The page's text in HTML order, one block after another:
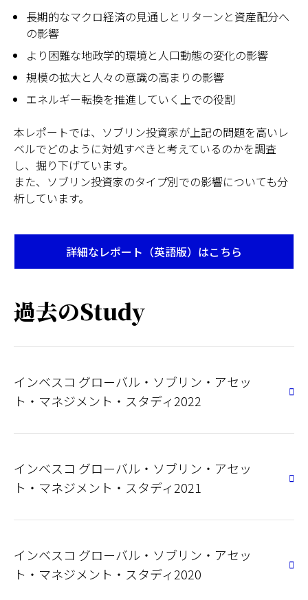
長期的なマクロ経済の見通しとリターンと資産配分へ
の影響
より困難な地政学的環境と人口動態の変化の影響
規模の拡大と人々の意識の高まりの影響
エネルギー転換を推進していく上での役割
本レポートでは、ソブリン投資家が上記の問題を高いレ
ベルでどのように対処すべきと考えているのかを調査
し、掘り下げています。
また、ソブリン投資家のタイプ別での影響についても分
析しています。
詳細なレポート（英語版）はこちら
過去のStudy
インベスコ グローバル・ソブリン・アセッ
ト・マネジメント・スタディ2022
インベスコ グローバル・ソブリン・アセッ
ト・マネジメント・スタディ2021
インベスコ グローバル・ソブリン・アセッ
ト・マネジメント・スタディ2020